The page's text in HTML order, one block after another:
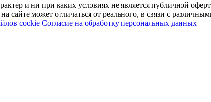
и ни при каких условиях не является публичной
сайте может отличаться от реального, в связи с
cookie Согласие на обработку персональных данных